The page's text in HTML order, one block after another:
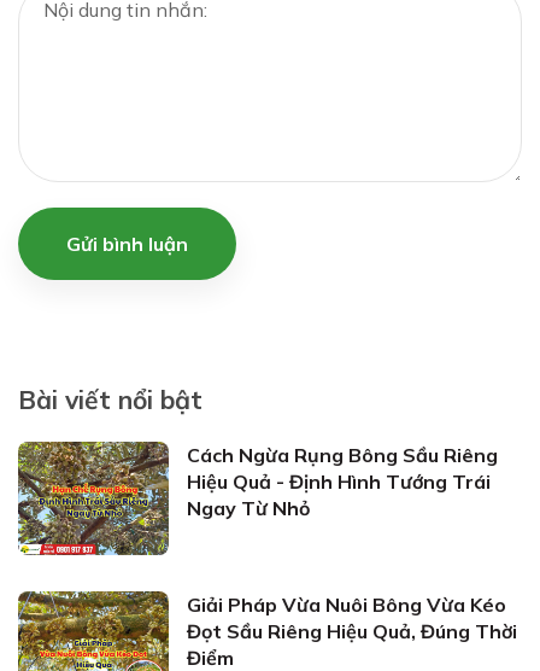
Gửi bình luận
Bài viết nổi bật
Cách Ngừa Rụng Bông Sầu Riêng
Hiệu Quả - Định Hình Tướng Trái
Ngay Từ Nhỏ
Giải Pháp Vừa Nuôi Bông Vừa Kéo
Đọt Sầu Riêng Hiệu Quả, Đúng Thời
Điểm